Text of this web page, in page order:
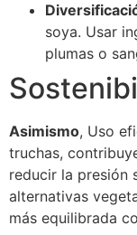
soya. Usar
plumas o
Asimismo, Uso
truchas,
reducir la presión
alternativas
más equilibrada